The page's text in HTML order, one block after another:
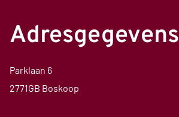
Adresgegevens
Parklaan 6
2771GB Boskoop